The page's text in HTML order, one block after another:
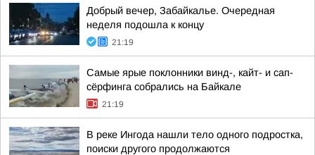
Добрый вечер, Забайкалье. Очередная
неделя подошла к концу
21:19
Самые ярые поклонники винд-, кайт- и сап-
сёрфинга собрались на Байкале
21:19
В реке Ингода нашли тело одного подростка,
поиски другого продолжаются